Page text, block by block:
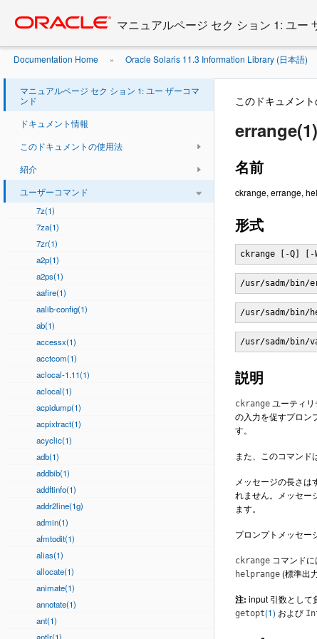
content
マニュアルページ セク ション 1: ユー
Documentation Home » Oracle Solaris 11.3 Information Library (日本語)
マニュアルページ セク ション 1: ユー ザーコマ
ンド
ドキュメント情報
このドキュメントの使用法
紹介
ユーザーコマンド
7z(1)
7za(1)
7zr(1)
a2p(1)
a2ps(1)
aafire(1)
aalib-config(1)
ab(1)
accessx(1)
acctcom(1)
aclocal-1.11(1)
aclocal(1)
acpidump(1)
acpixtract(1)
acyclic(1)
adb(1)
addbib(1)
addftinfo(1)
addr2line(1g)
admin(1)
afmtodit(1)
alias(1)
allocate(1)
animate(1)
annotate(1)
ant(1)
このドキュメン
errange(1)
名前
ckrange, errange,
形式
ckrange [-Q] [-
/usr/sadm/bin/
/usr/sadm/bin/
/usr/sadm/bin/
説明
ckrange ユーティ
の入力を促すプロン
す。
また、このコマンド
メッセージの長さ
れません。メッセー
ます。
プロンプトメッセー
ckrange コマンド
helprange (標準出
注: input 引数として
getopt(1) および